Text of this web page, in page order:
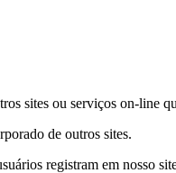
sites ou serviços on-line
de outros sites.
registram em nosso